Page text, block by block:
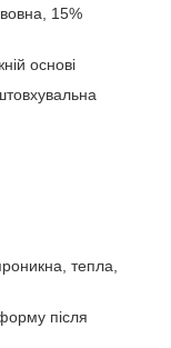
15%
основі
тепла,
після